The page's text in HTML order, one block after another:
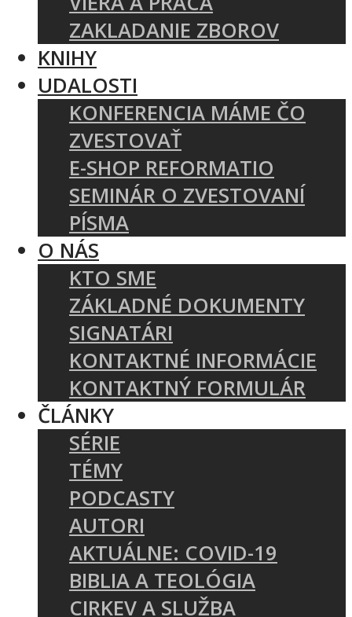
ZAKLADANIE ZBOROV
KNIHY
UDALOSTI
KONFERENCIA MÁME ČO
ZVESTOVAŤ
E-SHOP REFORMATIO
SEMINÁR O ZVESTOVANÍ
PÍSMA
O NÁS
KTO SME
ZÁKLADNÉ DOKUMENTY
SIGNATÁRI
KONTAKTNÉ INFORMÁCIE
KONTAKTNÝ FORMULÁR
ČLÁNKY
SÉRIE
TÉMY
PODCASTY
AUTORI
AKTUÁLNE: COVID-19
BIBLIA A TEOLÓGIA
CIRKEV A SLUŽBA